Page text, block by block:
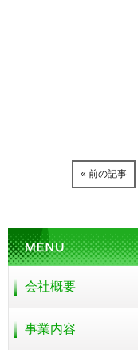
« 前の記事
会社概要
事業内容